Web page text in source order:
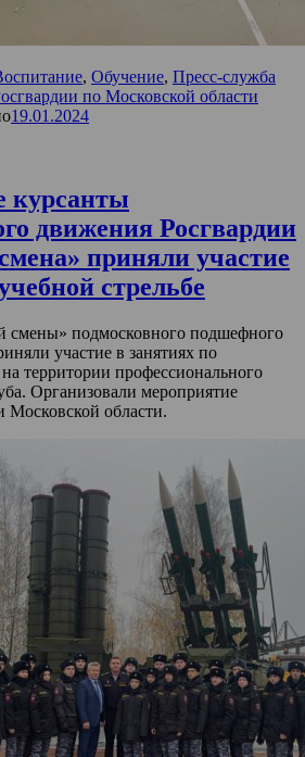
, Обучение, Пресс-служба
по Московской области
19.01.2024
курсанты
движения Росгвардии
приняли участие
стрельбе
смены» подмосковного подшефного
участие в занятиях по
территории профессионального
Организовали мероприятие
Московской области.